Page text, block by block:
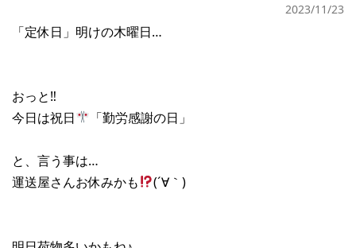
2023/11/23
「定休日」明けの木曜日…
おっと‼︎
今日は祝日
「勤労感謝の日」
と、言う事は…
運送屋さんお休みかも
(´∀｀)